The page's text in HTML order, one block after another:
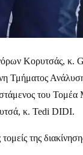
Κορυτσάς, κ.
Τμήματος
του Τομέα
κ. Tedi DIDI.
της